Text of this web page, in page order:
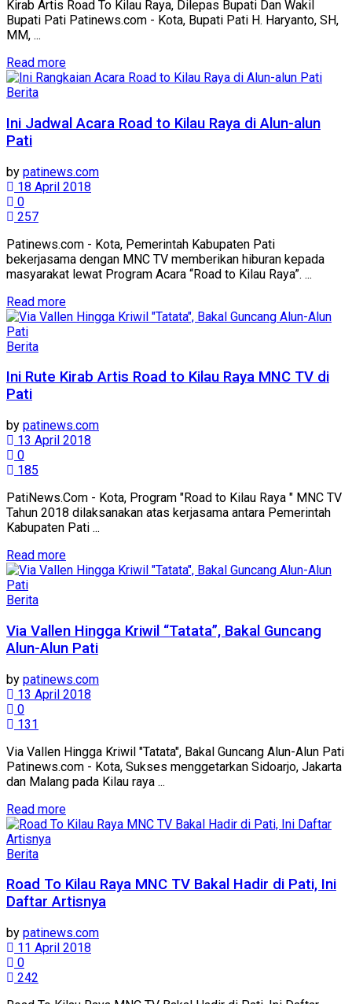
Kirab Artis Road To Kilau Raya, Dilepas Bupati Dan Wakil
Bupati Pati Patinews.com - Kota, Bupati Pati H. Haryanto, SH,
MM, ...
Read moreDetails
Berita
Ini Jadwal Acara Road to Kilau Raya di Alun-alun
Pati
by patinews.com
18 April 2018
0
257
Patinews.com - Kota, Pemerintah Kabupaten Pati
bekerjasama dengan MNC TV memberikan hiburan kepada
masyarakat lewat Program Acara “Road to Kilau Raya”. ...
Read moreDetails
Berita
Ini Rute Kirab Artis Road to Kilau Raya MNC TV di
Pati
by patinews.com
13 April 2018
0
185
PatiNews.Com - Kota, Program "Road to Kilau Raya " MNC TV
Tahun 2018 dilaksanakan atas kerjasama antara Pemerintah
Kabupaten Pati ...
Read moreDetails
Berita
Via Vallen Hingga Kriwil “Tatata”, Bakal Guncang
Alun-Alun Pati
by patinews.com
13 April 2018
0
131
Via Vallen Hingga Kriwil "Tatata", Bakal Guncang Alun-Alun Pati
Patinews.com - Kota, Sukses menggetarkan Sidoarjo, Jakarta
dan Malang pada Kilau raya ...
Read moreDetails
Berita
Road To Kilau Raya MNC TV Bakal Hadir di Pati, Ini
Daftar Artisnya
by patinews.com
11 April 2018
0
242